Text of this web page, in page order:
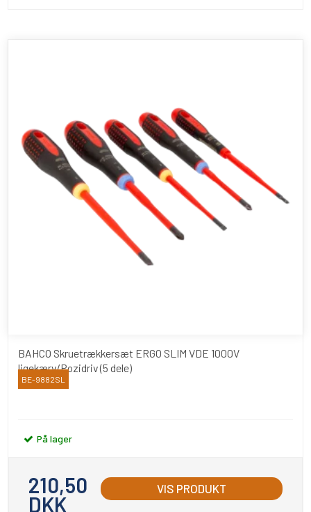
BAHCO Skruetrækkersæt ERGO SLIM VDE 1000V
ligekærv/Pozidriv (5 dele)
Bahco
BE-9882SL
På lager
210,50
DKK
VIS PRODUKT